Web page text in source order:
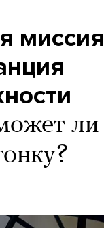
миссия
ли